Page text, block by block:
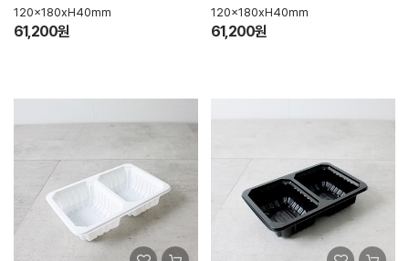
120x180xH40mm
61,200원
120x180xH40mm
61,200원